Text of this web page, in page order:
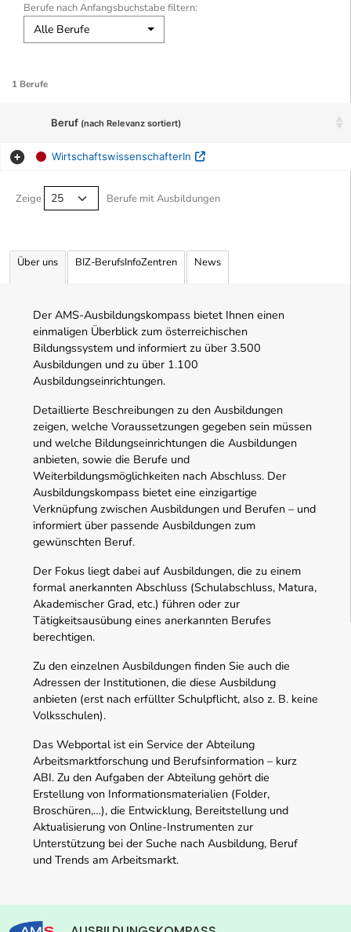
Berufe nach Anfangsbuchstabe filtern:
Alle Berufe
1 Berufe
Beruf (nach Relevanz sortiert)
WirtschaftswissenschafterIn
Zeige Berufe mit Ausbildungen
Über uns BIZ-BerufsInfoZentren News
Der AMS-Ausbildungskompass bietet Ihnen einen
einmaligen Überblick zum österreichischen
Bildungssystem und informiert zu über 3.500
Ausbildungen und zu über 1.100
Ausbildungseinrichtungen.
Detaillierte Beschreibungen zu den Ausbildungen
zeigen, welche Voraussetzungen gegeben sein müssen
und welche Bildungseinrichtungen die Ausbildungen
anbieten, sowie die Berufe und
Weiterbildungsmöglichkeiten nach Abschluss. Der
Ausbildungskompass bietet eine einzigartige
Verknüpfung zwischen Ausbildungen und Berufen – und
informiert über passende Ausbildungen zum
gewünschten Beruf.
Der Fokus liegt dabei auf Ausbildungen, die zu einem
formal anerkannten Abschluss (Schulabschluss, Matura,
Akademischer Grad, etc.) führen oder zur
Tätigkeitsausübung eines anerkannten Berufes
berechtigen.
Zu den einzelnen Ausbildungen finden Sie auch die
Adressen der Institutionen, die diese Ausbildung
anbieten (erst nach erfüllter Schulpflicht, also z. B. keine
Volksschulen).
Das Webportal ist ein Service der Abteilung
Arbeitsmarktforschung und Berufsinformation – kurz
ABI. Zu den Aufgaben der Abteilung gehört die
Erstellung von Informationsmaterialien (Folder,
Broschüren,…), die Entwicklung, Bereitstellung und
Aktualisierung von Online-Instrumenten zur
Unterstützung bei der Suche nach Ausbildung, Beruf
und Trends am Arbeitsmarkt.